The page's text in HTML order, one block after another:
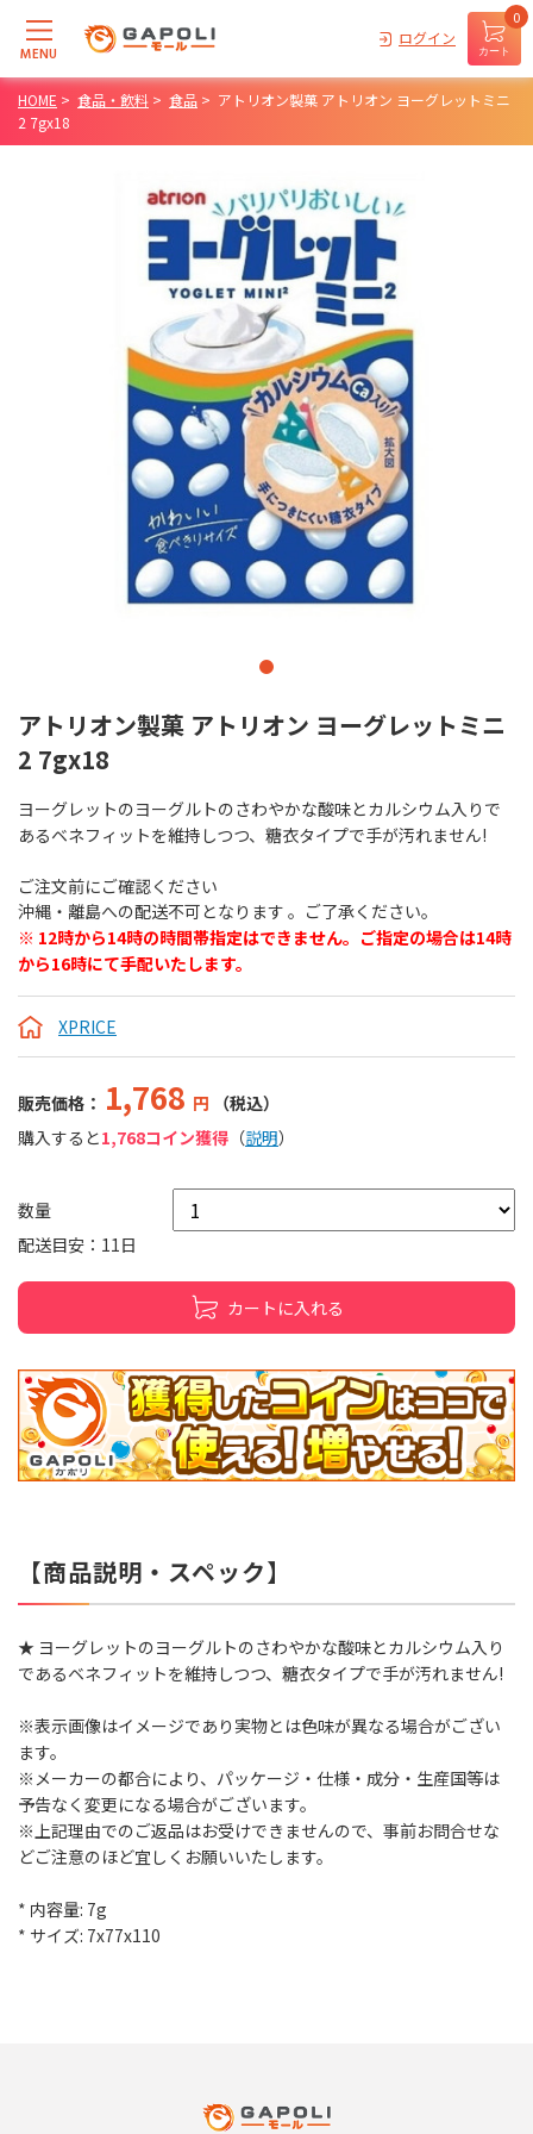
MENU
ログイン
カート
0
HOME > 食品・飲料 > 食品 > アトリオン製菓 アトリオン ヨーグレットミニ
2 7gx18
アトリオン製菓 アトリオン ヨーグレットミニ
2 7gx18
ヨーグレットのヨーグルトのさわやかな酸味とカルシウム入りで
あるベネフィットを維持しつつ、糖衣タイプで手が汚れません!
ご注文前にご確認ください
沖縄・離島への配送不可となります 。ご了承ください。
※ 12時から14時の時間帯指定はできません。ご指定の場合は14時
から16時にて手配いたします。
XPRICE
販売価格： 1,768 円
（税込）
購入すると1,768コイン獲得 （説明）
数量
配送目安：11日
カートに入れる
【商品説明・スペック】
★ ヨーグレットのヨーグルトのさわやかな酸味とカルシウム入り
であるベネフィットを維持しつつ、糖衣タイプで手が汚れません!
※表示画像はイメージであり実物とは色味が異なる場合がござい
ます。
※メーカーの都合により、パッケージ・仕様・成分・生産国等は
予告なく変更になる場合がございます。
※上記理由でのご返品はお受けできませんので、事前お問合せな
どご注意のほど宜しくお願いいたします。
* 内容量: 7g
* サイズ: 7x77x110